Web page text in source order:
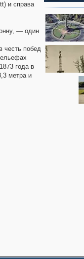
и справа
— один
честь побед
года в
метра и